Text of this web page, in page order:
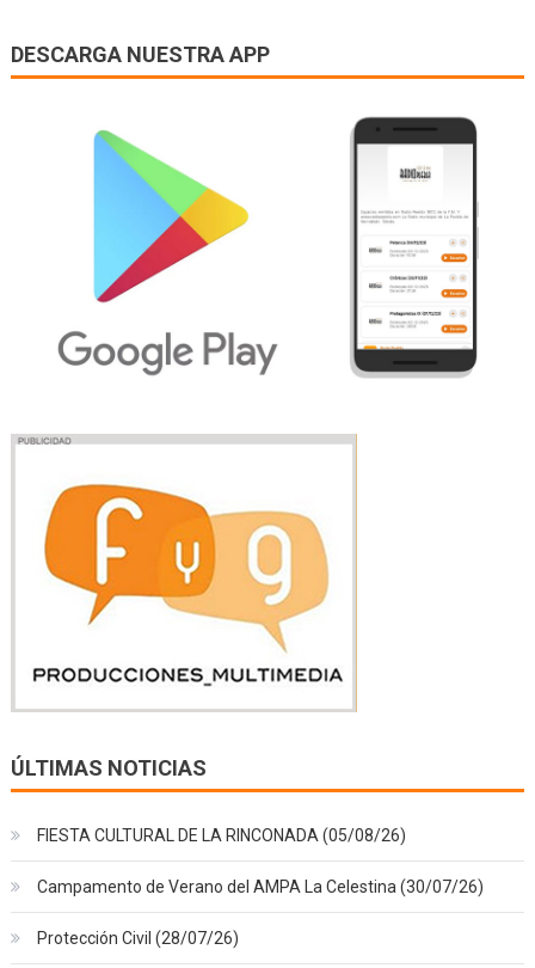
DESCARGA NUESTRA APP
ÚLTIMAS NOTICIAS
FIESTA CULTURAL DE LA RINCONADA (05/08/26)
Campamento de Verano del AMPA La Celestina (30/07/26)
Protección Civil (28/07/26)